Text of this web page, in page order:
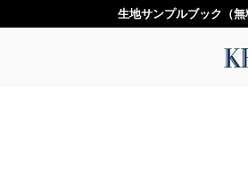
生地サンプルブック（